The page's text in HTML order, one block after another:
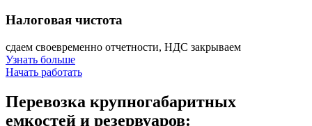
Налоговая чистота
сдаем своевременно отчетности, НДС закрываем
Узнать больше
Начать работать
Перевозка крупногабаритных
емкостей и резервуаров: